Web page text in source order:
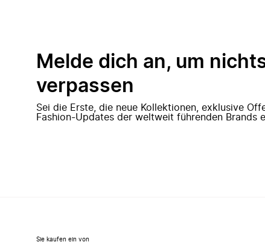
Melde dich an, um
verpassen
Sei die Erste, die neue Kollektionen, exklusive
Fashion-Updates der weltweit führenden Brands
Sie kaufen ein von